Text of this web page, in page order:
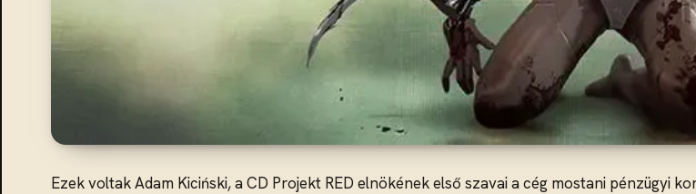
Ezek voltak Adam Kiciński, a CD Projekt RED elnökének első szavai a cég mostani pénzügyi